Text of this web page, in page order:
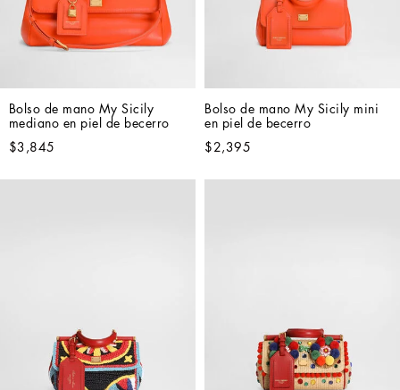
Bolso de mano My Sicily
mediano en piel de becerro
$3,845
Bolso de mano My Sicily mini
en piel de becerro
$2,395